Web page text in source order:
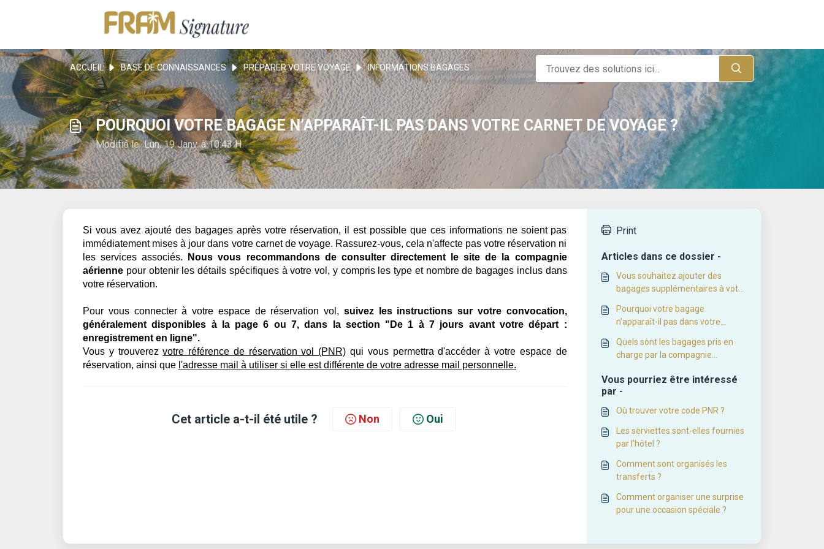
ACCUEIL BASE DE CONNAISSANCES PRÉPARER VOTRE VOYAGE INFORMATIONS BAGAGES
POURQUOI VOTRE BAGAGE N’APPARAÎT-IL PAS DANS VOTRE CARNET DE VOYAGE ?
Modifié le Lun, 19 Janv. à 10:43 H
Si vous avez ajouté des bagages après votre réservation, il est possible que ces informations ne soient pas
immédiatement mises à jour dans votre carnet de voyage. Rassurez-vous, cela n'affecte pas votre réservation ni
les services associés.
Nous vous recommandons de consulter directement le site de la compagnie
aérienne pour obtenir les détails spécifiques à votre vol, y compris les type et nombre de bagages inclus dans
votre réservation.
Pour vous connecter à votre espace de réservation vol, suivez les instructions sur votre convocation,
généralement disponibles à la page 6 ou 7, dans la section "De 1 à 7 jours avant votre départ :
enregistrement en ligne".
Vous y trouverezvotre référence de réservation vol (PNR) qui vous permettra d'accéder à votre espace de
réservation, ainsi que l'adresse mail à utiliser si elle est différente de votre adresse mail personnelle.
Cet article a-t-il été utile ? Non Oui
Print
Articles dans ce dossier -
Vous souhaitez ajouter des
bagages supplémentaires à votre
Pourquoi votre bagage
n’apparaît-il pas dans votre
Quels sont les bagages pris en
charge par la compagnie
séjour ?
Vous pourriez être intéressé
par -
Où trouver votre code PNR ?
Les serviettes sont-elles fournies
par l'hôtel ?
Comment sont organisés les
transferts ?
Comment organiser une surprise
pour une occasion spéciale ?